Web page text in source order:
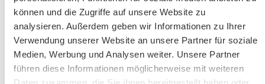
können und die Zugriffe auf unsere Website zu
analysieren. Außerdem geben wir Informationen zu Ihrer
Verwendung unserer Website an unsere Partner für soziale
Medien, Werbung und Analysen weiter. Unsere Partner
führen diese Informationen möglicherweise mit weiteren
Die Abmessungen: ca. Höhe: 170 cm, Breite: 102 cm,
Tiefe: 51 cm.
Massivholz Kiefer
Oberfläche natur gewachst